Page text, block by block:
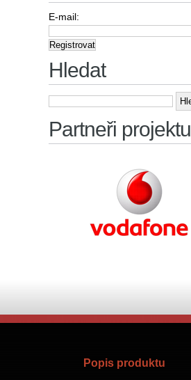
E-mail:
Hledat
Vyhledávání
Partneři projektu
Popis produktu